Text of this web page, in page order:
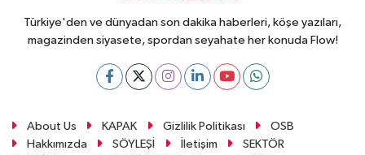
Türkiye'den ve dünyadan son dakika haberleri, köşe yazıları,
magazinden siyasete, spordan seyahate her konuda Flow!
About Us KAPAK Gizlilik Politikası
OSB
Hakkımızda
SÖYLEŞİ İletişim
SEKTÖR